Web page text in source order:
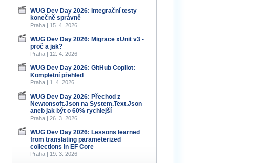
WUG Dev Day 2026: Integrační testy
konečně správně
Praha | 15. 4. 2026
WUG Dev Day 2026: Migrace xUnit v3 -
proč a jak?
Praha | 12. 4. 2026
WUG Dev Day 2026: GitHub Copilot:
Kompletní přehled
Praha | 1. 4. 2026
WUG Dev Day 2026: Přechod z
Newtonsoft.Json na System.Text.Json
aneb jak být o 60% rychlejší
Praha | 26. 3. 2026
WUG Dev Day 2026: Lessons learned
from translating parameterized
collections in EF Core
Praha | 19. 3. 2026